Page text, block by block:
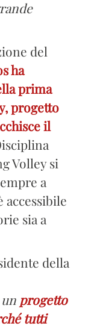
del
ha
prima
progetto
il
Volley si
a
accessibile
sia a
della
progetto
tutti